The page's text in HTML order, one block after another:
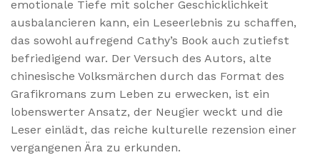
emotionale Tiefe mit solcher Geschicklichkeit
ausbalancieren kann, ein Leseerlebnis zu schaffen,
das sowohl aufregend Cathy’s Book auch zutiefst
befriedigend war. Der Versuch des Autors, alte
chinesische Volksmärchen durch das Format des
Grafikromans zum Leben zu erwecken, ist ein
lobenswerter Ansatz, der Neugier weckt und die
Leser einlädt, das reiche kulturelle rezension einer
vergangenen Ära zu erkunden.